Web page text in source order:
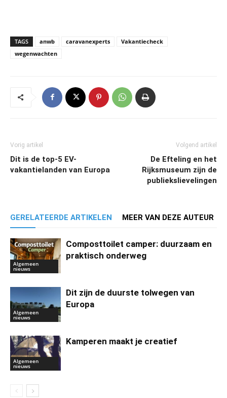
TAGS anwb caravanexperts
Vakantiecheck
wegenwachten
Vorig artikel
Dit is de top-5 EV-
vakantielanden van Europa
Volgend artikel
De Efteling en het
Rijksmuseum zijn de
publiekslievelingen
GERELATEERDE ARTIKELEN MEER VAN DEZE AUTEUR
Algemeen
nieuws
Composttoilet camper: duurzaam en
praktisch onderweg
Algemeen
nieuws
Dit zijn de duurste tolwegen van
Europa
Algemeen
nieuws
Kamperen maakt je creatief